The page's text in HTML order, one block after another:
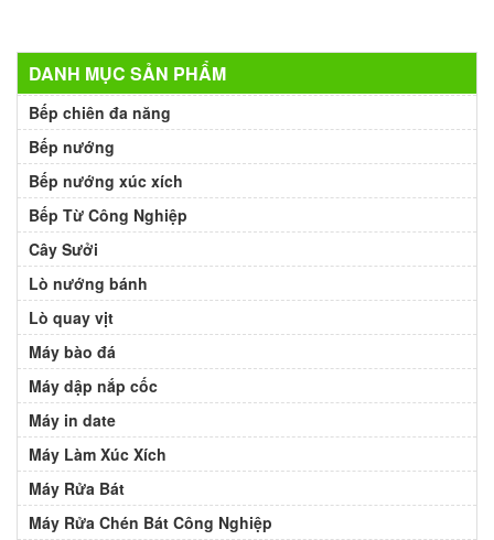
DANH MỤC SẢN PHẨM
Bếp chiên đa năng
Bếp nướng
Bếp nướng xúc xích
Bếp Từ Công Nghiệp
Cây Sưởi
Lò nướng bánh
Lò quay vịt
Máy bào đá
Máy dập nắp cốc
Máy in date
Máy Làm Xúc Xích
Máy Rửa Bát
Máy Rửa Chén Bát Công Nghiệp